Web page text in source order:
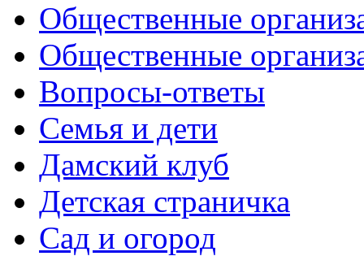
Общественные
Общественные
Вопросы-ответы
Семья и дети
Дамский клуб
Детская страничка
Сад и огород